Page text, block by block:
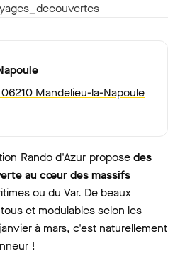
Mandelieu-la-Napoule
Rando d'Azur proposedes
au cœur des massifs
ou du Var. De beaux
et modulables selon les
à mars, c'est naturellement
!